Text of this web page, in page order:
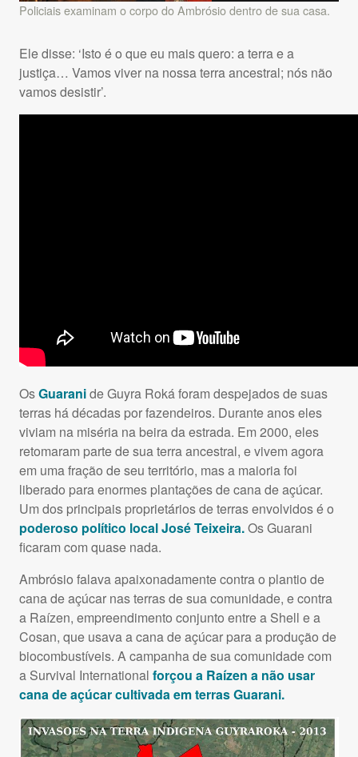
Policiais examinam o corpo do Ambrósio dentro de sua casa.
Ele disse: ‘Isto é o que eu mais quero: a terra e a
justiça… Vamos viver na nossa terra ancestral; nós não
vamos desistir’.
OsGuaranide Guyra Roká foram despejados de suas
terras há décadas por fazendeiros. Durante anos eles
viviam na miséria na beira da estrada. Em 2000, eles
retomaram parte de sua terra ancestral, e vivem agora
em uma fração de seu território, mas a maioria foi
liberado para enormes plantações de cana de açúcar.
Um dos principais proprietários de terras envolvidos é o
poderoso político local José Teixeira.Os Guarani
ficaram com quase nada.
Ambrósio falava apaixonadamente contra o plantio de
cana de açúcar nas terras de sua comunidade, e contra
a Raízen, empreendimento conjunto entre a Shell e a
Cosan, que usava a cana de açúcar para a produção de
biocombustíveis. A campanha de sua comunidade com
a Survival International forçou a Raízen a não usar
cana de açúcar cultivada em terras Guarani.